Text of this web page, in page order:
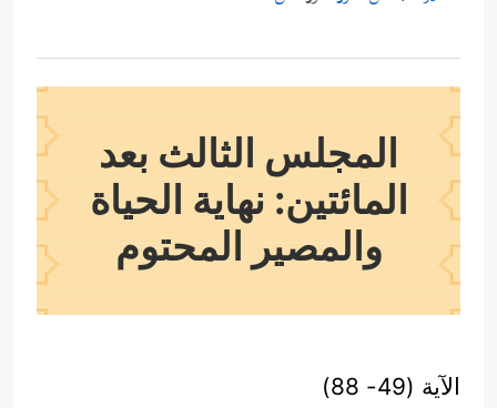
المجلس الثالث بعد
المائتين: نهاية الحياة
والمصير المحتوم
الآية (49- 88)